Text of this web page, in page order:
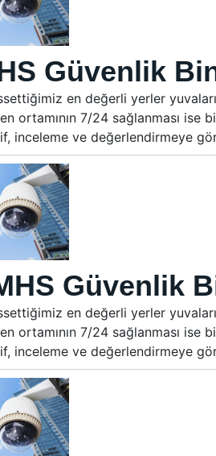
Güvenlik
en değerli yerler
ortamının 7/24 sağlanması
inceleme ve değerlendirmeye
Güvenlik
en değerli yerler
ortamının 7/24 sağlanması
inceleme ve değerlendirmeye